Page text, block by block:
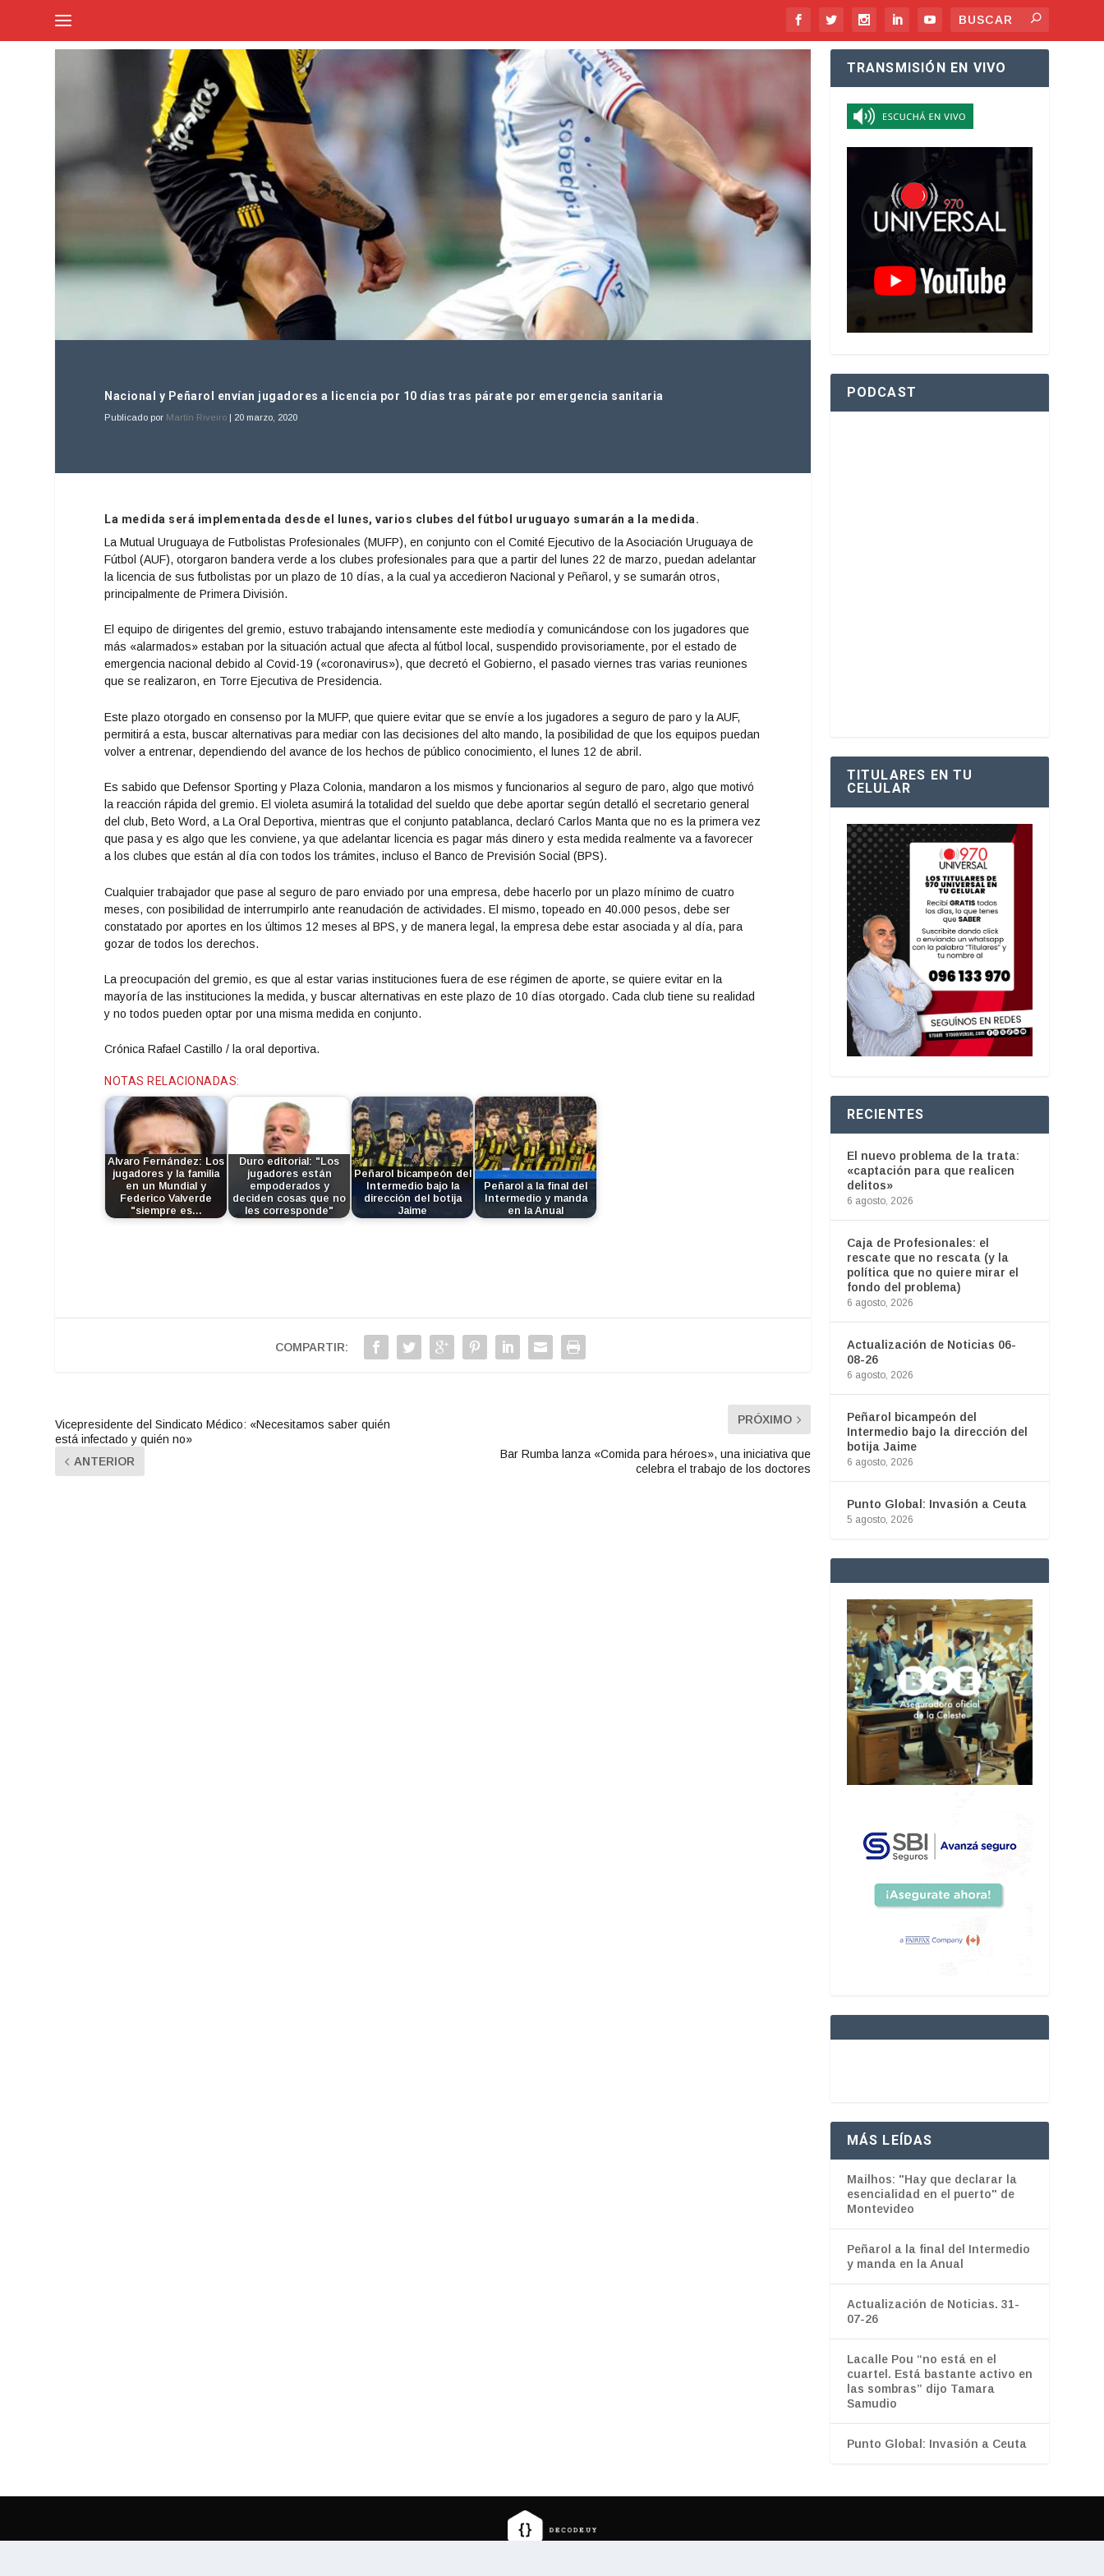
Nacional y Peñarol envían jugadores a licencia por 10 días tras párate por emergencia sanitaria
Publicado por Martín Riveiro | 20 marzo, 2020
La medida será implementada desde el lunes, varios clubes del fútbol uruguayo sumarán a la medida.
La Mutual Uruguaya de Futbolistas Profesionales (MUFP), en conjunto con el Comité Ejecutivo de la Asociación Uruguaya de
Fútbol (AUF), otorgaron bandera verde a los clubes profesionales para que a partir del lunes 22 de marzo, puedan adelantar
la licencia de sus futbolistas por un plazo de 10 días, a la cual ya accedieron Nacional y Peñarol, y se sumarán otros,
principalmente de Primera División.
El equipo de dirigentes del gremio, estuvo trabajando intensamente este mediodía y comunicándose con los jugadores que
más «alarmados» estaban por la situación actual que afecta al fútbol local, suspendido provisoriamente, por el estado de
emergencia nacional debido al Covid-19 («coronavirus»), que decretó el Gobierno, el pasado viernes tras varias reuniones
que se realizaron, en Torre Ejecutiva de Presidencia.
Este plazo otorgado en consenso por la MUFP, que quiere evitar que se envíe a los jugadores a seguro de paro y la AUF,
permitirá a esta, buscar alternativas para mediar con las decisiones del alto mando, la posibilidad de que los equipos puedan
volver a entrenar, dependiendo del avance de los hechos de público conocimiento, el lunes 12 de abril.
Es sabido que Defensor Sporting y Plaza Colonia, mandaron a los mismos y funcionarios al seguro de paro, algo que motivó
la reacción rápida del gremio. El violeta asumirá la totalidad del sueldo que debe aportar según detalló el secretario general
del club, Beto Word, a La Oral Deportiva, mientras que el conjunto patablanca, declaró Carlos Manta que no es la primera vez
que pasa y es algo que les conviene, ya que adelantar licencia es pagar más dinero y esta medida realmente va a favorecer
a los clubes que están al día con todos los trámites, incluso el Banco de Previsión Social (BPS).
Cualquier trabajador que pase al seguro de paro enviado por una empresa, debe hacerlo por un plazo mínimo de cuatro
meses, con posibilidad de interrumpirlo ante reanudación de actividades. El mismo, topeado en 40.000 pesos, debe ser
constatado por aportes en los últimos 12 meses al BPS, y de manera legal, la empresa debe estar asociada y al día, para
gozar de todos los derechos.
La preocupación del gremio, es que al estar varias instituciones fuera de ese régimen de aporte, se quiere evitar en la
mayoría de las instituciones la medida, y buscar alternativas en este plazo de 10 días otorgado. Cada club tiene su realidad
y no todos pueden optar por una misma medida en conjunto.
Crónica Rafael Castillo / la oral deportiva.
NOTAS RELACIONADAS:
Alvaro Fernández: Los
jugadores y la familia
en un Mundial y
Federico Valverde
"siempre es…
Duro editorial: "Los
jugadores están
empoderados y
deciden cosas que no
les corresponde"
Peñarol bicampeón del
Intermedio bajo la
dirección del botija
Jaime
Peñarol a la final del
Intermedio y manda
en la Anual
COMPARTIR:
Vicepresidente del Sindicato Médico: «Necesitamos saber quién
está infectado y quién no»
ANTERIOR
PRÓXIMO
Bar Rumba lanza «Comida para héroes», una iniciativa que
celebra el trabajo de los doctores
TRANSMISIÓN EN VIVO
PODCAST
TITULARES EN TU
CELULAR
RECIENTES
El nuevo problema de la trata:
«captación para que realicen
delitos»
6 agosto, 2026
Caja de Profesionales: el
rescate que no rescata (y la
política que no quiere mirar el
fondo del problema)
6 agosto, 2026
Actualización de Noticias 06-
08-26
6 agosto, 2026
Peñarol bicampeón del
Intermedio bajo la dirección del
botija Jaime
6 agosto, 2026
Punto Global: Invasión a Ceuta
5 agosto, 2026
MÁS LEÍDAS
Mailhos: "Hay que declarar la
esencialidad en el puerto" de
Montevideo
Peñarol a la final del Intermedio
y manda en la Anual
Actualización de Noticias. 31-
07-26
Lacalle Pou “no está en el
cuartel. Está bastante activo en
las sombras” dijo Tamara
Samudio
Punto Global: Invasión a Ceuta